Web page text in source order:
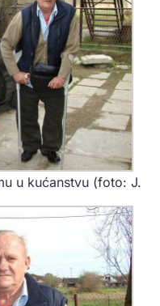
u kućanstvu (foto: J.